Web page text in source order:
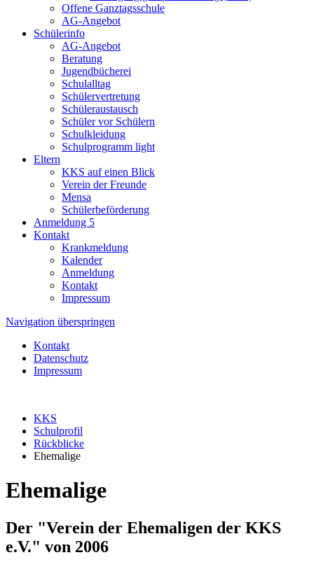
Offene Ganztagsschule
AG-Angebot
Schülerinfo
AG-Angebot
Beratung
Jugendbücherei
Schulalltag
Schülervertretung
Schüleraustausch
Schüler vor Schülern
Schulkleidung
Schulprogramm light
Eltern
KKS auf einen Blick
Verein der Freunde
Mensa
Schülerbeförderung
Anmeldung 5
Kontakt
Krankmeldung
Kalender
Anmeldung
Kontakt
Impressum
Navigation überspringen
Kontakt
Datenschutz
Impressum
KKS
Schulprofil
Rückblicke
Ehemalige
Ehemalige
Der "Verein der Ehemaligen der KKS
e.V." von 2006